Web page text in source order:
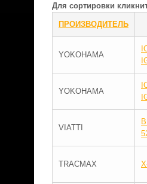
Для сортировки
ПРОИЗВОДИТЕЛЬ
YOKOHAMA
YOKOHAMA
VIATTI
TRACMAX